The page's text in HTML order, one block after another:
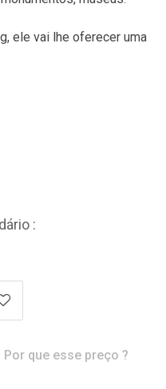
ele vai lhe oferecer uma
:
Por que esse preço ?